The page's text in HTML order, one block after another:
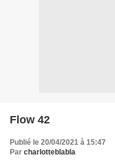
Flow 42
Publié le 20/04/2021 à 15:47
Par charlotteblabla